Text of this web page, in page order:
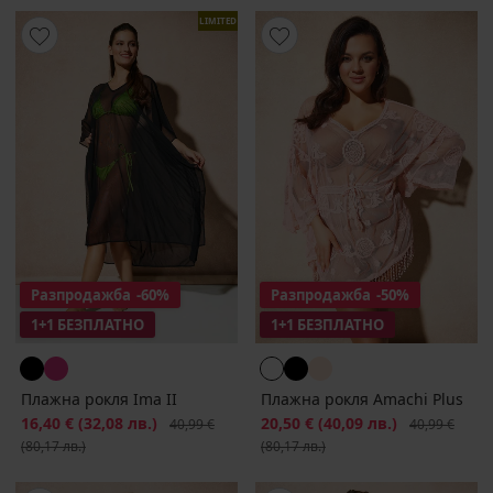
LIMITED
Разпродажба -60%
1+1 БЕЗПЛАТНО
Плажна рокля Ima II
Намаление
16,40 € (32,08 лв.) Първоначална цена
40,99 €
(80,17 лв.)
Разпродажба -50%
1+1 БЕЗПЛАТНО
Плажна рокля Amachi Plus
Намаление
20,50 € (40,09 лв.)
40,99 €
(80,17 лв.)